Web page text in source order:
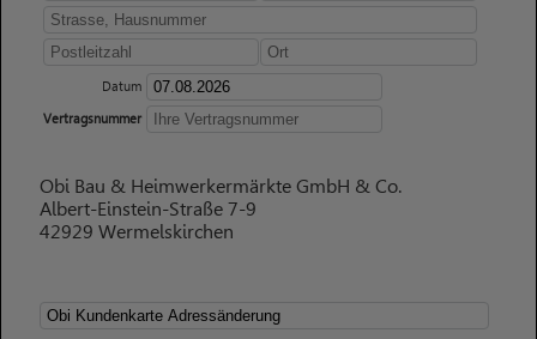
Datum
Vertragsnummer
Obi Bau & Heimwerkermärkte GmbH & Co.
Albert-Einstein-Straße 7-9
42929 Wermelskirchen